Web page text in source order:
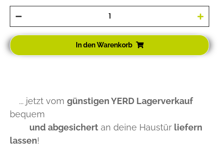
In den Warenkorb
... jetzt vom günstigen YERD Lagerverkauf
bequem
und abgesichert an deine Haustür liefern
lassen!